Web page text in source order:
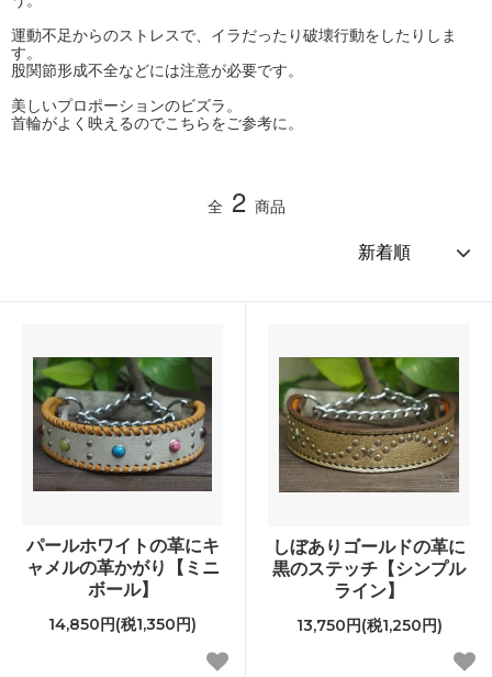
運動不足からのストレスで、イラだったり破壊行動をしたりしま
す。
股関節形成不全などには注意が必要です。
美しいプロポーションのビズラ。
首輪がよく映えるのでこちらをご参考に。
全 2 商品
パールホワイトの革にキ
ャメルの革かがり【ミニ
ボール】
14,850円(税1,350円)
しぼありゴールドの革に
黒のステッチ【シンプル
ライン】
13,750円(税1,250円)